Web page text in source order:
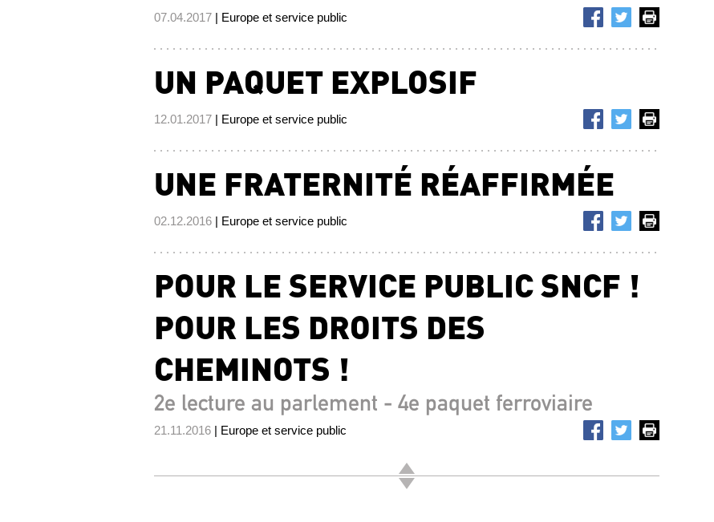
07.04.2017 | Europe et service public
UN PAQUET EXPLOSIF
12.01.2017 | Europe et service public
UNE FRATERNITÉ RÉAFFIRMÉE
02.12.2016 | Europe et service public
POUR LE SERVICE PUBLIC SNCF !
POUR LES DROITS DES
CHEMINOTS !
2e lecture au parlement - 4e paquet ferroviaire
21.11.2016 | Europe et service public